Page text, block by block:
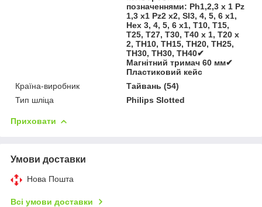
позначеннями: Ph1,2,3 x 1 Pz
1,3 x1 Pz2 x2, Sl3, 4, 5, 6 x1,
Hex 3, 4, 5, 6 x1, T10, T15,
T25, T27, T30, T40 x 1, T20 x
2, TH10, TH15, TH20, TH25,
TH30, TH30, TH40✔
Магнітний тримач 60 мм✔
Пластиковий кейс
Країна-виробник
Тайвань (54)
Тип шліца
Philips Slotted
Приховати
Умови доставки
Нова Пошта
Всі умови доставки